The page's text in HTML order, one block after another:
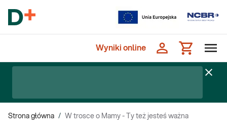
Wyniki online
Strona główna / W trosce o Mamy - Ty też jesteś ważna